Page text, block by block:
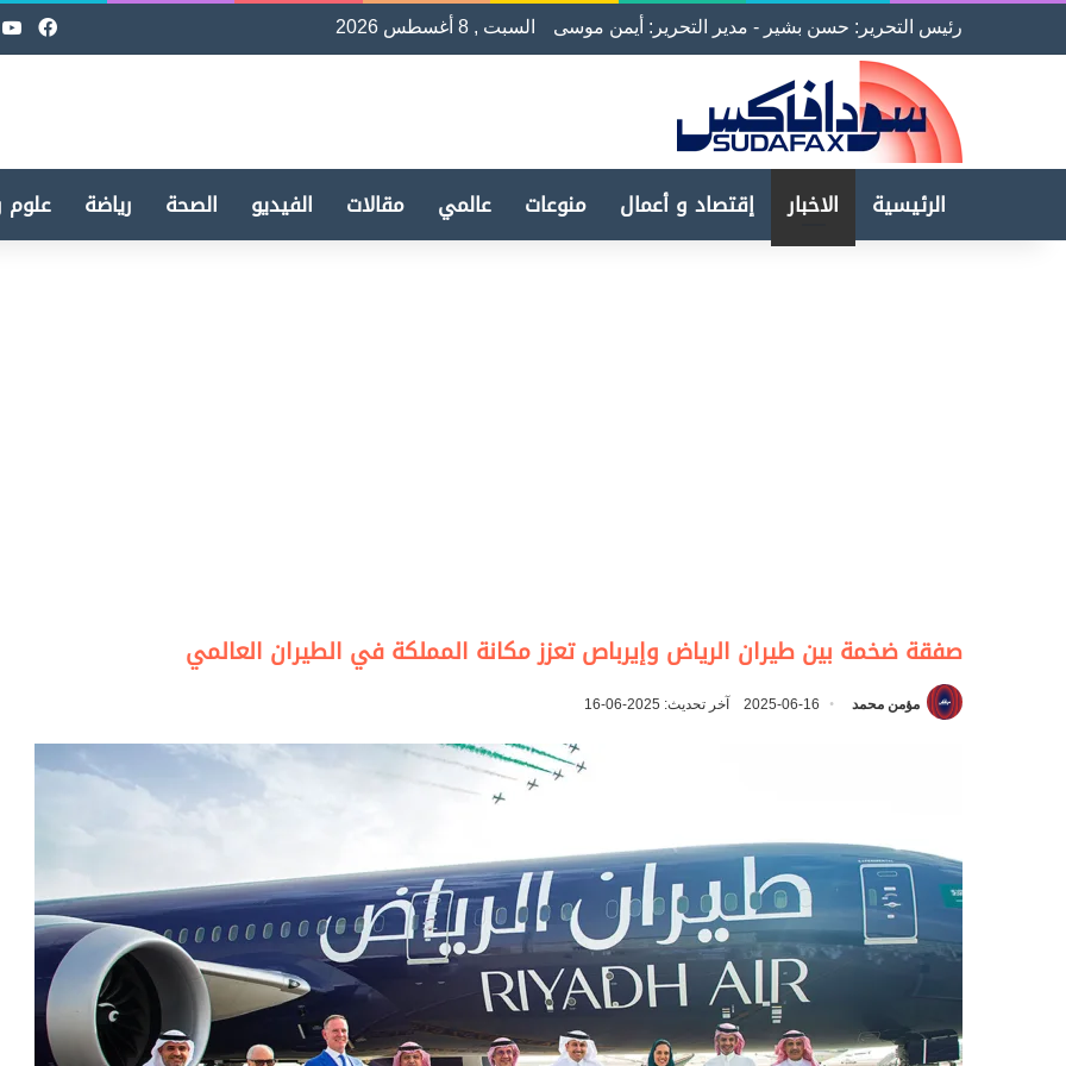
رئيس التحرير: حسن بشير - مدير التحرير: أيمن موسى السبت , 8 أغسطس 2026
الرئيسية الاخبار إقتصاد و أعمال منوعات عالمي مقالات الفيديو الصحة رياضة علوم
صفقة ضخمة بين طيران الرياض وإيرباص تعزز مكانة المملكة في الطيران العالمي
مؤمن محمد 2025-06-16 آخر تحديث: 2025-06-16